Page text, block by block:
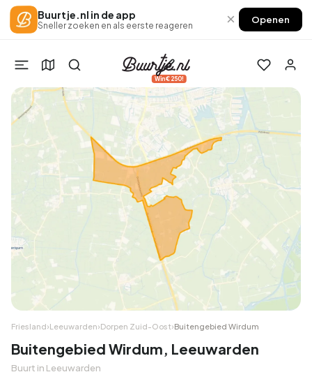
Buurtje.nl in de app
Sneller zoeken en als eerste reageren × Openen
Win €250!
Friesland›Leeuwarden›Dorpen Zuid-Oost›Buitengebied Wirdum
Buitengebied Wirdum, Leeuwarden
Buurt in Leeuwarden